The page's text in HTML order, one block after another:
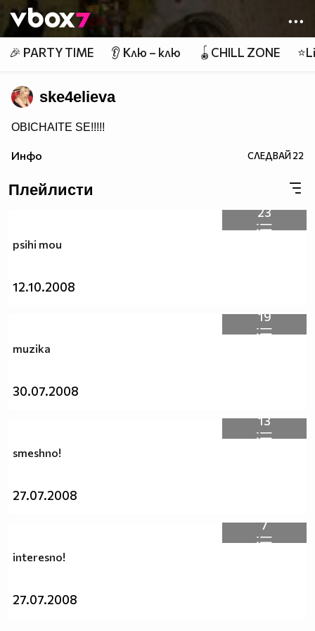
👾
🎉 PARTY TIME 👂 Клю – клю 🪀CHILL ZONE
ske4elieva
OBICHAITE SE!!!!!
Инфо СЛЕДВАЙ22
Плейлисти
23
psihi mou
12.10.2008
19
muzika
30.07.2008
13
smeshno!
27.07.2008
7
interesno!
27.07.2008